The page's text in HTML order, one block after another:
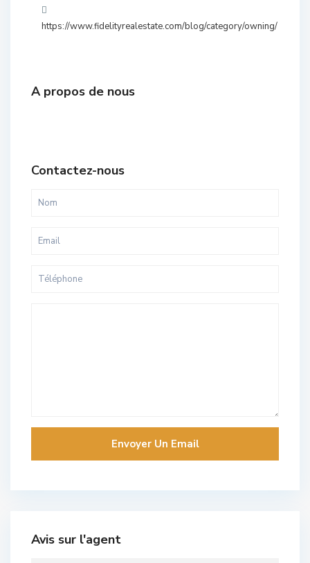
https://www.fidelityrealestate.com/blog/category/owning/
A propos de nous
Contactez-nous
Avis sur l'agent